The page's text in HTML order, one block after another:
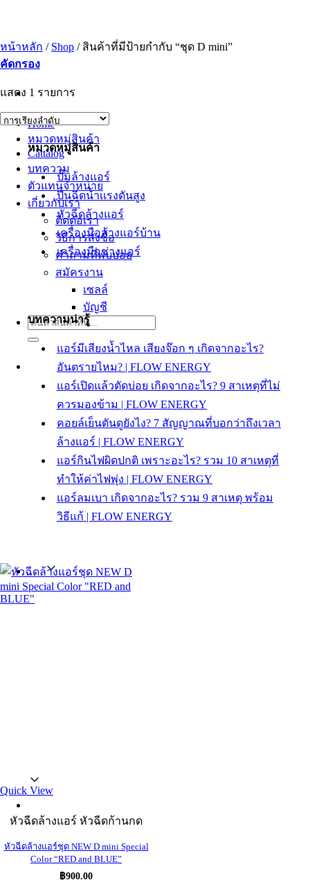
ยัง
เนื้อหา
Home
หมวดหมู่สินค้า
Cattalog
บทความ
ตัวแทนจำหน่าย
เกี่ยวกับเรา
ติดต่อเรา
วิธีการสั่งซื้อ
คำถามที่พบบ่อย
สมัครงาน
เซลล์
บัญชี
ค้นหา:
Thai
หน้าหลัก / Shop /สินค้าที่มีป้ายกำกับ “ชุด D mini”
คัดกรอง
แสดง 1 รายการ
หมวดหมู่สินค้า
ปั๊มล้างแอร์
ปืนฉีดน้ำเเรงดันสูง
หัวฉีดล้างแอร์
เครื่องมือล้างแอร์บ้าน
เครื่องมือช่างแอร์
บทความน่ารู้
แอร์มีเสียงน้ำไหล เสียงจ๊อก ๆ เกิดจากอะไร?
อันตรายไหม? | FLOW ENERGY
แอร์เปิดแล้วตัดบ่อย เกิดจากอะไร? 9 สาเหตุที่ไม่
ควรมองข้าม | FLOW ENERGY
คอยล์เย็นตันดูยังไง? 7 สัญญาณที่บอกว่าถึงเวลา
ล้างแอร์ | FLOW ENERGY
แอร์กินไฟผิดปกติ เพราะอะไร? รวม 10 สาเหตุที่
ทำให้ค่าไฟพุ่ง | FLOW ENERGY
แอร์ลมเบา เกิดจากอะไร? รวม 9 สาเหตุ พร้อม
วิธีแก้ | FLOW ENERGY
Quick View
หัวฉีดล้างแอร์ หัวฉีดก้านกด
หัวฉีดล้างแอร์ชุด NEW D mini Special
Color “RED and BLUE”
฿900.00